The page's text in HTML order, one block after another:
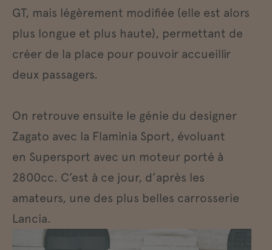
GT, mais légèrement modifiée (elle est alors
plus longue et plus haute), permettant de
créer de la place pour pouvoir accueillir
deux passagers.
On retrouve ensuite le génie du designer
Zagato avec la Flaminia Sport, évoluant
en Supersport avec un moteur porté à
2800cc. C’est à ce jour, d’après les
amateurs, une des plus belles carrosserie
Lancia.